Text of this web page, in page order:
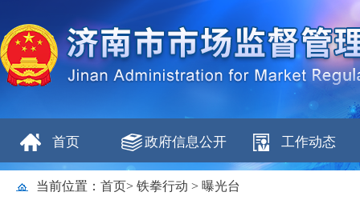
首页 政府信息公开 工作动态
当前位置： 首页> 铁拳行动 > 曝光台